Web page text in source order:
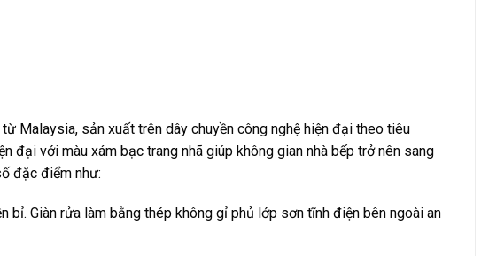
từ Malaysia, sản xuất trên dây chuyền công nghệ hiện đại theo tiêu
đại với màu xám bạc trang nhã giúp không gian nhà bếp trở nên sang
đặc điểm như:
bỉ. Giàn rửa làm bằng thép không gỉ phủ lớp sơn tĩnh điện bên ngoài an